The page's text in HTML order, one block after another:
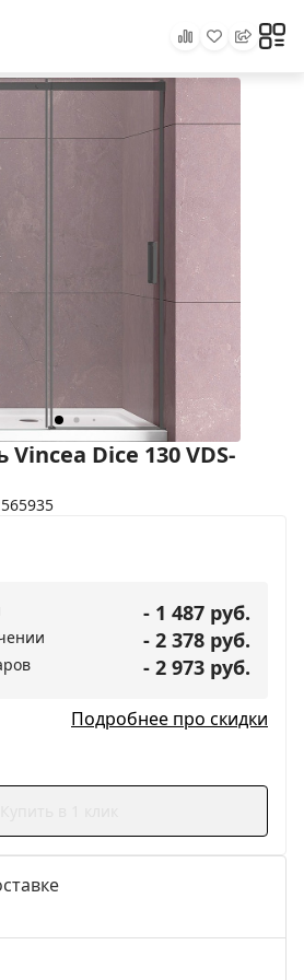
Dice 130 VDS-
565935
- 1 487 руб.
- 2 378 руб.
- 2 973 руб.
Подробнее про скидки